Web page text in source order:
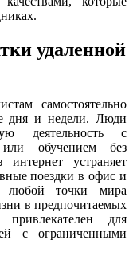
удаленной
самостоятельно
дня и недели. Люди
деятельность с
обучением без
интернет устраняет
поездки в офис и
любой точки мира
в предпочитаемых
для
с ограниченными